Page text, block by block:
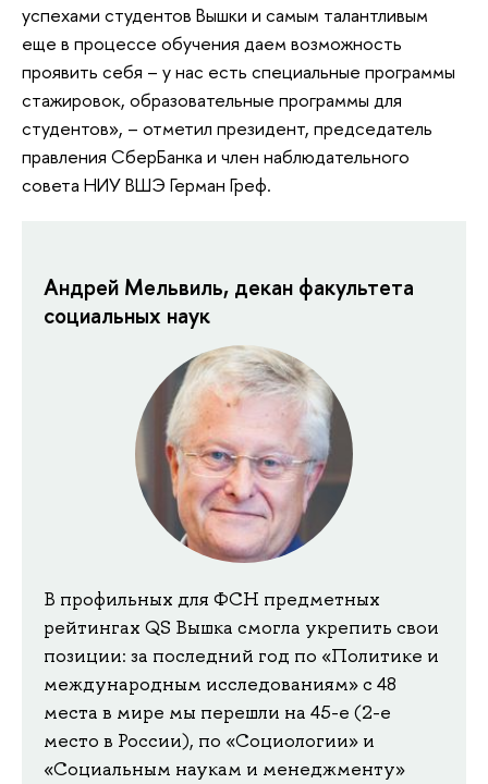
успехами студентов Вышки и самым талантливым
еще в процессе обучения даем возможность
проявить себя – у нас есть специальные программы
стажировок, образовательные программы для
студентов», – отметил президент, председатель
правления СберБанка и член наблюдательного
совета НИУ ВШЭ Герман Греф.
Андрей Мельвиль, декан факультета
социальных наук
В профильных для ФСН предметных
рейтингах QS Вышка смогла укрепить свои
позиции: за последний год по «Политике и
международным исследованиям» с 48
места в мире мы перешли на 45-е (2-е
место в России), по «Социологии» и
«Социальным наукам и менеджменту»